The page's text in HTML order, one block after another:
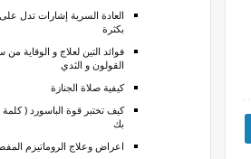
العادة السرية إشارات تدل
بكثرة
فوائد التين لعلاج و الوقاية
القولون و الثدي
كيفية صلاة الجنازة
كيف تختبر قوة الباسورد (
بك
اعراض وعلاج الروماتيزم